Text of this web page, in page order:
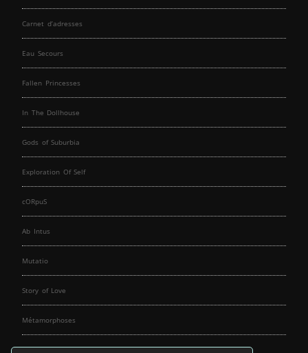
Carnet d’adresses
Eau Secours
Fallen Princesses
In The Dollhouse
Gods of Suburbia
Exploration Of Self
cORpuS
Ab Intus
Mutatio
Story of Love
Métamorphoses
Fallen Angels